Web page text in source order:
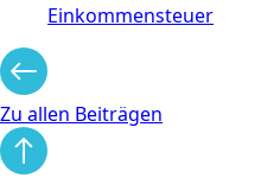
Einkommensteuer
Zu allen Beiträgen